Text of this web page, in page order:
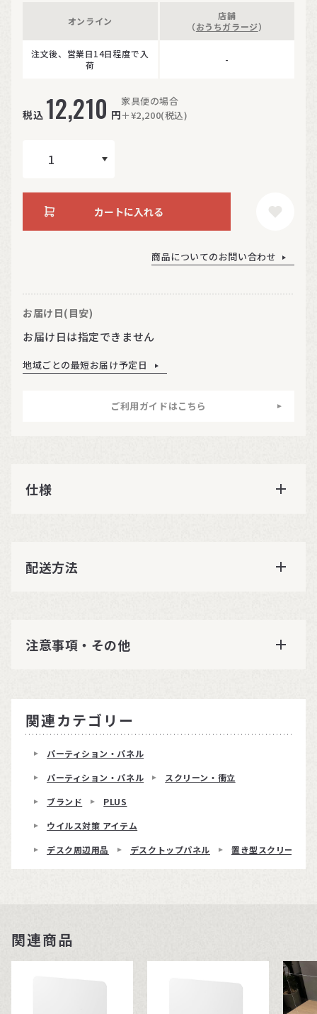
オンライン
注文後、営業日14日程度で入
荷
店舗
（おうちガラージ）
-
税込 12,210 円
家具便の場合
＋¥2,200(税込)
カートに入れる
商品についてのお問い合わせ
お届け日(目安)
お届け日は指定できません
地域ごとの最短お届け予定日
ご利用ガイドはこちら
仕様
配送方法
注意事項・その他
関連カテゴリー
パーティション・パネル
パーティション・パネル
スクリーン・衝立
ブランド
PLUS
ウイルス対策 アイテム
デスク周辺用品
デスクトップパネル 置き型スクリーンEH
関連商品